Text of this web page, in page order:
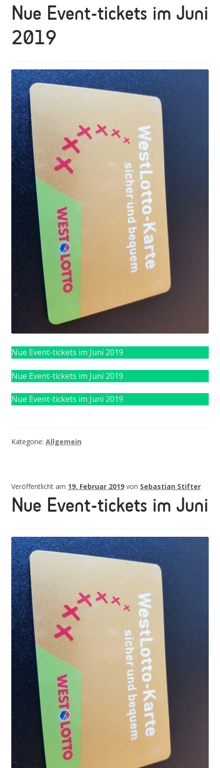
Nue Event-tickets im Juni
2019
Nue Event-tickets im Juni 2019
Nue Event-tickets im Juni 2019
Nue Event-tickets im Juni 2019
Kategorie: Allgemein
Veröffentlicht am 19. Februar 2019 von Sebastian Stifter
Nue Event-tickets im Juni